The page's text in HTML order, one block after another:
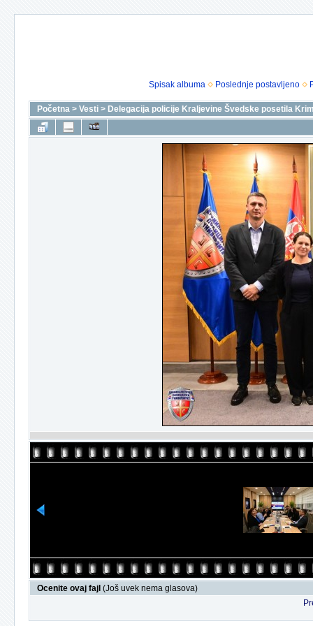
Spisak albuma Poslednje postavljeno
Početna > Vesti > Delegacija policije Kraljevine Švedske posetila
Ocenite ovaj fajl (Još uvek nema glasova)